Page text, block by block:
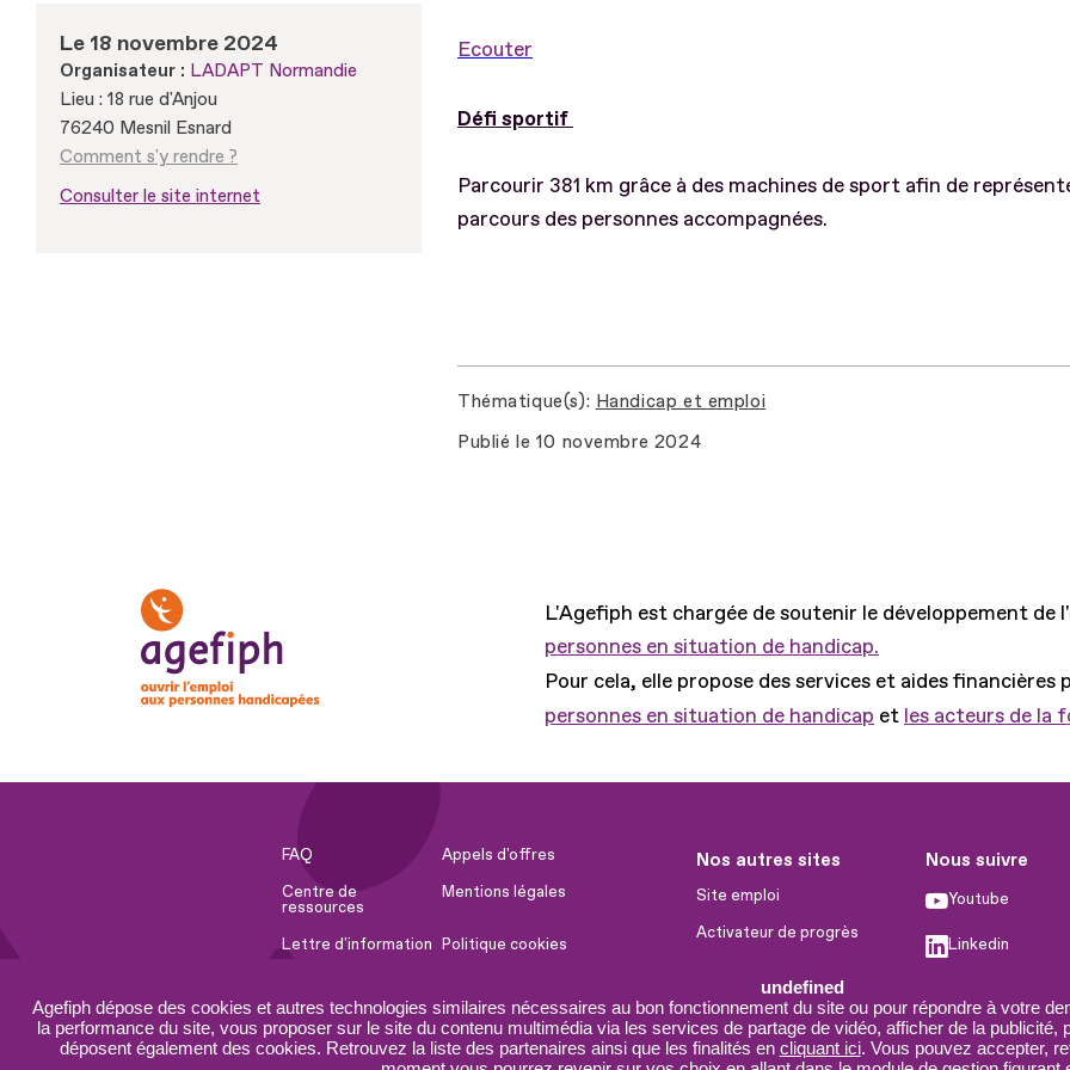
undefined
Agefiph dépose des cookies et autres technologies similaires nécessaires au bon fonctionnement du site ou pour répondre à votre
la performance du site, vous proposer sur le site du contenu multimédia via les services de partage de vidéo, afficher de la
déposent également des cookies. Retrouvez la liste des partenaires ainsi que les finalités en cliquant ici. Vous pouvez accepter,
Le 18 novembre 2024
Organisateur : LADAPT Normandie
Lieu : 18 rue d'Anjou
76240 Mesnil Esnard
Comment s'y rendre ?
Consulter le site internet
Ecouter
Défi sportif
Parcourir 381 km grâce à des machines de sport afin de
parcours des personnes accompagnées.
Thématique(s) Handicap et emploi
Publié le 10 novembre 2024
L'Agefiph est chargée de soutenir le développement de
personnes en situation de handicap.
Pour cela, elle propose des services et aides financières
personnes en situation de handicap et les acteurs de la
FAQ
Appels d'offres
Centre de
ressources
Mentions légales
Lettre d'information Politique cookies
Accessibilité :
partiellement
conforme
Plan du site
Nos autres sites
Site emploi
Activateur de progrès
Innovation et recherche
Université du RRH
Nous suivre
Youtube
Linkedin
X